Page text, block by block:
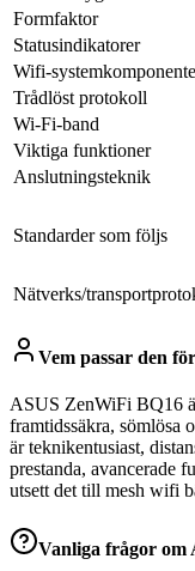
Formfaktor
Statusindikatorer
Wifi-
Trådlöst protokoll
Wi-Fi-band
Viktiga funktioner
Anslutningsteknik
Standarder som följs
Nätverks/
Vem passar den
ASUS ZenWiFi BQ16
framtidssäkra, sömlösa
är teknikentusiast,
prestanda, avancerade
utsett det till mesh wifi
Vanliga frågor om